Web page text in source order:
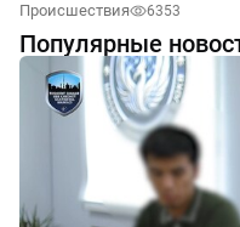
Происшествия 6353
Популярные